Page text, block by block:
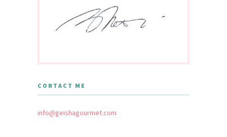
CONTACT ME
info@geishagourmet.com